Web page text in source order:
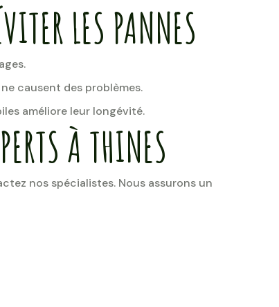
LES PANNES
causent des problèmes.
améliore leur longévité.
À THINES
nos spécialistes. Nous assurons un